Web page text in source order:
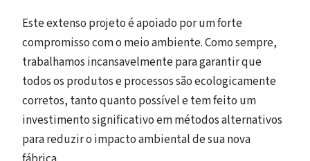
Este extenso projeto é apoiado por um forte
compromisso com o meio ambiente. Como sempre,
trabalhamos incansavelmente para garantir que
todos os produtos e processos são ecologicamente
corretos, tanto quanto possível e tem feito um
investimento significativo em métodos alternativos
para reduzir o impacto ambiental de sua nova